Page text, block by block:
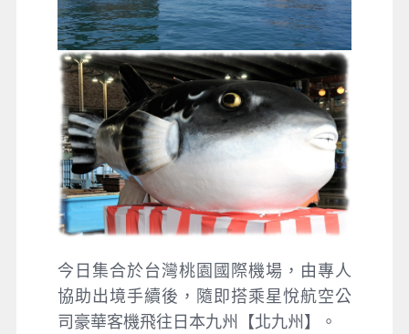
今日集合於台灣桃園國際機場，由專人
協助出境手續後，隨即搭乘星悅航空公
司豪華客機飛往日本九州【北九州】。